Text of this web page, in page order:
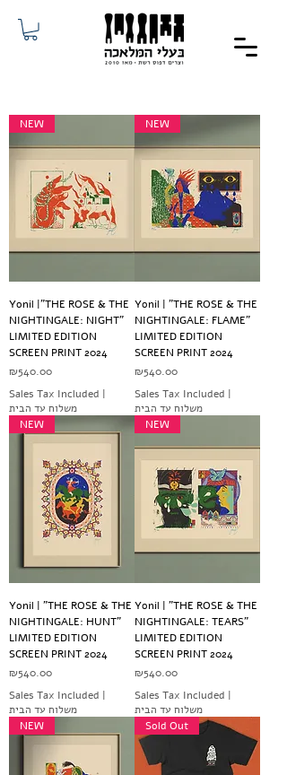
NEW
Yonil |"THE ROSE & THE
NIGHTINGALE: NIGHT"
LIMITED EDITION
SCREEN PRINT 2024
Price
₪540.00
Sales Tax Included |
משלוח עד הבית
NEW
Yonil | "THE ROSE & THE
NIGHTINGALE: FLAME"
LIMITED EDITION
SCREEN PRINT 2024
Price
₪540.00
Sales Tax Included |
משלוח עד הבית
NEW
Yonil | "THE ROSE & THE
NIGHTINGALE: HUNT"
LIMITED EDITION
SCREEN PRINT 2024
Price
₪540.00
Sales Tax Included |
משלוח עד הבית
NEW
Yonil | "THE ROSE & THE
NIGHTINGALE: TEARS"
LIMITED EDITION
SCREEN PRINT 2024
Price
₪540.00
Sales Tax Included |
משלוח עד הבית
NEW
Sold Out